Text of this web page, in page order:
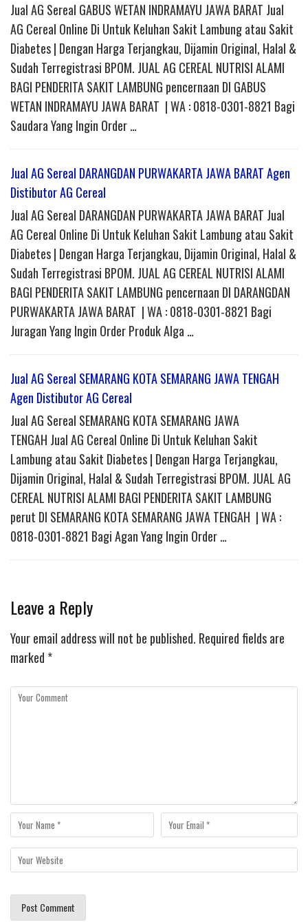
Jual AG Sereal GABUS WETAN INDRAMAYU JAWA BARAT Jual
AG Cereal Online Di Untuk Keluhan Sakit Lambung atau Sakit
Diabetes | Dengan Harga Terjangkau, Dijamin Original, Halal &
Sudah Terregistrasi BPOM. JUAL AG CEREAL NUTRISI ALAMI
BAGI PENDERITA SAKIT LAMBUNG pencernaan DI GABUS
WETAN INDRAMAYU JAWA BARAT | WA : 0818-0301-8821 Bagi
Saudara Yang Ingin Order …
Jual AG Sereal DARANGDAN PURWAKARTA JAWA BARAT Agen
Distibutor AG Cereal
Jual AG Sereal DARANGDAN PURWAKARTA JAWA BARAT Jual
AG Cereal Online Di Untuk Keluhan Sakit Lambung atau Sakit
Diabetes | Dengan Harga Terjangkau, Dijamin Original, Halal &
Sudah Terregistrasi BPOM. JUAL AG CEREAL NUTRISI ALAMI
BAGI PENDERITA SAKIT LAMBUNG pencernaan DI DARANGDAN
PURWAKARTA JAWA BARAT | WA : 0818-0301-8821 Bagi
Juragan Yang Ingin Order Produk Alga …
Jual AG Sereal SEMARANG KOTA SEMARANG JAWA TENGAH
Agen Distibutor AG Cereal
Jual AG Sereal SEMARANG KOTA SEMARANG JAWA
TENGAH Jual AG Cereal Online Di Untuk Keluhan Sakit
Lambung atau Sakit Diabetes | Dengan Harga Terjangkau,
Dijamin Original, Halal & Sudah Terregistrasi BPOM. JUAL AG
CEREAL NUTRISI ALAMI BAGI PENDERITA SAKIT LAMBUNG
perut DI SEMARANG KOTA SEMARANG JAWA TENGAH | WA :
0818-0301-8821 Bagi Agan Yang Ingin Order …
Leave a Reply
Your email address will not be published. Required fields are
marked *